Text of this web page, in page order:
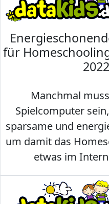
für
2022
Manchmal
Spielcomputer
sparsame und
um damit das
etwas im